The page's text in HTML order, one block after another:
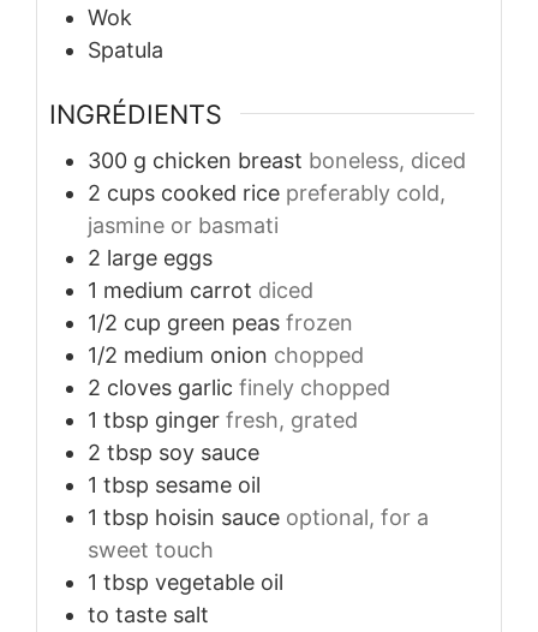
Wok
Spatula
INGRÉDIENTS
300 g chicken breast boneless, diced
2 cups cooked rice preferably cold,
jasmine or basmati
2 large eggs
1 medium carrot diced
1/2 cup green peas frozen
1/2 medium onion chopped
2 cloves garlic finely chopped
1 tbsp ginger fresh, grated
2 tbsp soy sauce
1 tbsp sesame oil
1 tbsp hoisin sauce optional, for a
sweet touch
1 tbsp vegetable oil
to taste salt